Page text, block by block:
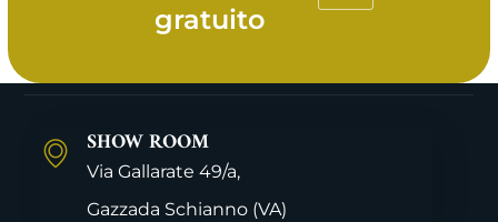
gratuito
SHOW ROOM
Via Gallarate 49/a,
Gazzada Schianno (VA)